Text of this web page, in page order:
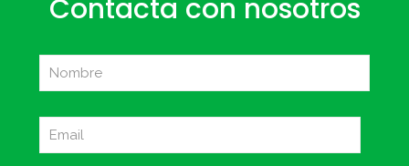
Contacta con nosotros